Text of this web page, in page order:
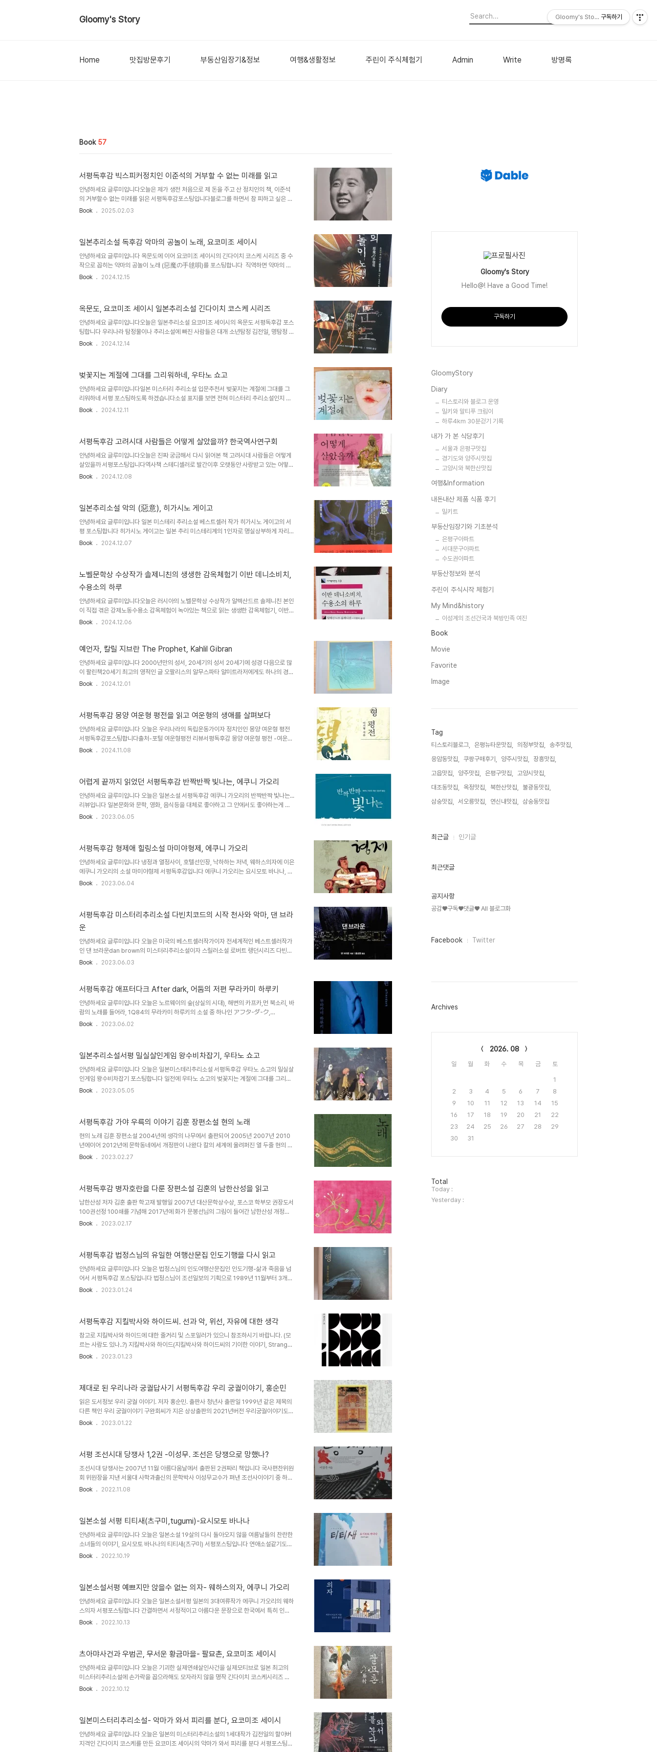
Gloomy's Story
Home 맛집방문후기 부동산임장기&정보 여행&생활정보 주린이 주식체험기 Admin Write 방명록
Book 57
서평독후감 빅스피커정치인 이준석의 거부할 수 없는 미래를 읽고
안녕하세요 글루미입니다오늘은 제가 생전 처음으로 제 돈을 주고 산 정치인의 책, 이준석
의 거부할수 없는 미래를 읽은 서평독후감포스팅입니다블로그를 하면서 참 피하고 싶은 주
제들이 있습니다.정치, 종교, 남녀갈등, 전쟁같은 주제들이 대표적이지요특히 이 책의 저자
책을 읽고 나서 든 생각은 사회정치도서로 출판되었지만 정치에 관한 책이 아니라 철학서라
는 생각이 들었습니다 지극히 기본적이고 정상적인 사회를 위한, 또 발전을 위한 사회담론
들과 조금은 더 미래를 ..
Book 2025.02.03
일본추리소설 독후감 악마의 공놀이 노래, 요코미조 세이시
안녕하세요 글루미입니다 옥문도에 이어 요코미조 세이시의 긴다이치 코스케 시리즈 중 수
작으로 꼽히는 악마의 공놀이 노래 (惡魔の手毬唄)를 포스팅합니다 직역하면 악마의 수
구패가 되네요소년탐정 김전일(긴다이치 하지메)에서 김전일이 사건해결의지를 다질때마
보듯이 한마리 참새가 말하기를, 두 번째 참새가 말하기를, 세 번째 참새가 말하기를참새가
대체 어떤 역할을 할까 궁금해집니다 에필로그 시작은 향토와 민속이라는 소재를 던지고
'귀수촌 공놀이 노래'에 관하여..
Book 2024.12.15
옥문도, 요코미조 세이시 일본추리소설 긴다이치 코스케 시리즈
안녕하세요 글루미입니다오늘은 일본추리소설 요코미조 세이시의 옥문도 서평독후감 포스
팅합니다 우리나라 탐정물이나 추리소설에 빠진 사람들은 대개 소년탐정 김전일, 명탐정 코
난부터 접하곤 한다만화라서 접하기 쉬운 편인 이유가 크겠고 그 다음으로는 탐정 셜록홈즈
에서 할아버지격이 요코미조 세이시씨가 만들어낸 긴다이치 코스케가 된다긴다이치 코스
케시리즈는 77개로 알려져있으나 한국에서 번역된 긴다이치 코스케 시리즈는 내가 알기로
12개.그 중에서도 '팔묘촌' '이..
Book 2024.12.14
벚꽃지는 계절에 그대를 그리워하네, 우타노 쇼고
안녕하세요 글루미입니다일본 미스터리 추리소설 입문추천서 벚꽃지는 계절에 그대를 그
리워하네 서평 포스팅하도록 하겠습니다소설 표지를 보면 전혀 미스터리 추리소설인지 알
수가 없습니다 연애로맨스소설인지 알겠죠저는 솔직히 고백하자면 이 앞면표지와 책 앞쪽
대상 수상2004년 이 미스터리가 대단하다 1위2004년 본격 미스터리 베스트 10 1위
2004년 주간문춘 미스터리 베스트 10 2위책을 읽다보면 미스테리와 추리보다는 작가의
필력과 구성력 철저히 짜여진 완벽한 각..
Book 2024.12.11
서평독후감 고려시대 사람들은 어떻게 살았을까? 한국역사연구회
안녕하세요 글루미입니다오늘은 진짜 궁금해서 다시 읽어본 책 고려시대 사람들은 어떻게
살았을까 서평포스팅입니다역사책 스테디셀러로 발간이후 오랫동안 사랑받고 있는 어떻게
살았을까 시리즈는 고려시대말고도 조선시대 사람들은 어떻게 살았을까, 삼국시대 사람들
살았을까는 2권으로 구성되어 있으며 한권당 300페이지정도로 구성되어 있습니다 가격
은 권당 18000원 전후로 형성되어 있구요 현북스에서 개정판이 2022년 2월22일 재출
간되었습니다 1권은 고려시대 사회와 ..
Book 2024.12.08
일본추리소설 악의 (惡意), 히가시노 게이고
안녕하세요 글루미입니다 일본 미스테리 추리소설 베스트셀러 작가 히가시노 게이고의 서
평 포스팅합니다 히가시노 게이고는 일본 추리 미스테리계의 1인자로 명실상부하게 자리잡
은 작가로 내놓는 책마다 베스트셀러입니다책을 읽어보면 인정할수밖에 없습니다 히가시
유명한 용의자 X의 헌신으로 2006년 134회 나오키상, 1985년 방과 후로 31회 에도가와
란포상 1995년 비밀로 52회 일본추리작가협회상을 수상했습니다 백야행과 방황하는 칼
은 국내에서도 인기리에..
Book 2024.12.07
노벨문학상 수상작가 솔제니친의 생생한 감옥체험기 이반 데니소비치,
수용소의 하루
안녕하세요 글루미입니다오늘은 러시아의 노벨문학상 수상작가 알렉산드르 솔제니친 본인
이 직접 겪은 강제노동수용소 감옥체험이 녹아있는 책으로 읽는 생생한 감옥체험기, 이반
데니소비치, 수용소의 하루. 서평 독후감을 포스팅합니다저는 세계문학전집류는 거의 민음
내주는 편이고요 민음사는 55년 역사의 출판사이기도 합니다알렉산드르 솔제니친의 이반
네 알렉산드르 솔제니친의 본인 사진입니다 작가의 생김새하고 책하고는 전혀 상관이 없겠
지만서도...전 이 남자의 이야기가 궁..
Book 2024.12.06
예언자, 칼릴 지브란 The Prophet, Kahlil Gibran
안녕하세요 글루미입니다 2000년만의 성서, 20세기의 성서 20세기에 성경 다음으로 많
이 팔린책20세기 최고의 영적인 글 오팔리스의 알무스파타 알미트라저에게도 하나의 경전
이 되버린예언자 The Prophet 서평입니다오랜만에 꺼내 다시 읽었지만 예전에 엄청 애
다거의 아버지가 없는 인생을 살았으며 학교마저 갈 형편이 못되어 지역 사제에게 성서와
시리아어 아랍어등을 비공식적으로 교육받았다고 알려져 있습니다 아버지로 인해 생활,경
제면에서 문제가 계속 발생하던 지..
Book 2024.12.01
서평독후감 몽양 여운형 평전을 읽고 여운형의 생애를 살펴보다
안녕하세요 글루미입니다 오늘은 우리나라의 독립운동가이자 정치인인 몽양 여운형 평전
서평독후감포스팅합니다출처-포털 여운형평전 리뷰서평독후감 몽양 여운형 평전 -여운형
의 생애 몽양 여운형은 1886년 출생하여 1947년 사망하였다본관은 함양이며 경기도 양
머니도 사망하고 마음을 추스르기도 전에 다녔던 홍화학교의 설립자 민영환도 을사늑약으
로 자결을 선택하고 또 아버지도 사망하여 힘든 시기를 보냈다.이후 개신교와 YMCA등 활
동을 하고 이후 중국유학을 떠나..
Book 2024.11.08
어렵게 끝까지 읽었던 서평독후감 반짝반짝 빛나는, 에쿠니 가오리
안녕하세요 글루미입니다 오늘은 일본소설 서평독후감 에쿠니 가오리의 반짝반짝 빛나는...
리뷰입니다 일본문화와 문학, 영화, 음식등을 대체로 좋아하고 그 안에서도 좋아하는게 많
습니다만은..에쿠니 가오리도 정말 좋아하는 소설가로 많이 서평독후감을 써왔죠 하지만 그
카루.. 우리나라에는 2001년에 소담출판사에서 초판1쇄가 발행되었고 역시 김난주씨가 번
역을 맡았습니다 2013년에는 제2회 무라사키시키부 문학상을 수상한 작품입니다 정말 읽
기 난해했던 작품이..
Book 2023.06.05
서평독후감 형제애 힐링소설 마미야형제, 에쿠니 가오리
안녕하세요 글루미입니다 냉정과 열정사이, 호텔선인장, 낙하하는 저녁, 웨하스의자에 이은
에쿠니 가오리의 소설 마미야형제 서평독후감입니다 에쿠니 가오리는 요시모토 바나나, 야
마다 에이미와 함께 일본의 3대여류작가로 손꼽히며 최근까지도 혼자서 종이우산을 쓰고
책장을 한장한장 넘기게 됐습니다. 요근래 너무 익숙하다못해 친숙한, 또 사회문제로 떠오
르고 있는 히키코모리형의 형제에 대해 이야기를 하고 있는 것 같았는데 문득 우리 형제에
비교하며 몰입하여 책을 읽어보기도..
Book 2023.06.04
서평독후감 미스터리추리소설 다빈치코드의 시작 천사와 악마, 댄 브라
운
안녕하세요 글루미입니다 오늘은 미국의 베스트셀러작가이자 전세계적인 베스트셀러작가
인 댄 브라운dan brown의 미스터리추리소설이자 스릴러소설 로버트 랭던시리즈 다빈치
코드시리즈의 시작인 천사와 악마 서평독후감 포스팅합니다 자고로 베스트셀러란 독서가
사가 나올 정도의 상상력을 제공하는 소재, 인물, 배경의 참신함일겁니다. 이 천사와 악마라
다. 소설의 포인트는 미스터리와 추리라기보다는 음모론적인 소재가 전부라고 해도 과언은
아니라 할 수 있겠습니다. 어떻게..
Book 2023.06.03
서평독후감 애프터다크 After dark, 어둠의 저편 무라카미 하루키
안녕하세요 글루미입니다 오늘은 노르웨이의 숲(상실의 시대), 해변의 카프카,먼 북소리, 바
람의 노래를 들어라, 1Q84의 무라카미 하루키의 소설 중 하나인 アフタ-ダ-ク,
afterdark 우리나라번역으로 애프터다크, 어둠의 저편이라 불리는 책의 서평독후감 포스
생각하고 있었는데 노르웨이의 숲, 상실의시대를 꽤 늦게 접했습니다. 정확히 스무살? 정도
쯤에.. 어느책이었던가 문득 이런 대목이 생각이 납니다. 어떤 풍경이든. 봄 여름 가을 겨울
에 보는 풍경이 다..
Book 2023.06.02
일본추리소설서평 밀실살인게임 왕수비차잡기, 우타노 쇼고
안녕하세요 글루미입니다 오늘은 일본미스테리추리소설 서평독후감 우타노 쇼고의 밀실살
인게임 왕수비차잡기 포스팅합니다 일전에 우타노 쇼고의 벚꽃지는 계절에 그대를 그리워
하네를 서평독후감 포스팅한적이 있었는데 그에 이은 두번째 우타노 쇼고의 대표작으로 꼽
을 수상한 우타노 쇼고는 이 밀실살인게임2.0으로 다시 한번 본격미스테리대상을 받게 되
면서 사상 최초로 본격미스터리대상을 두번받는 작가로 자리매김하였습니다 한스미디어에
서 출판된 밀실살인게임 시리즈의 소설표지가 매우 ..
Book 2023.05.05
서평독후감 가야 우륵의 이야기 김훈 장편소설 현의 노래
현의 노래 김훈 장편소설 2004년에 생각의 나무에서 출판되어 2005년 2007년 2010
년에이어 2012년에 문학동네에서 개정판이 나왔다 칼의 세계에 울려퍼진 열 두줄 현의 소
리라..운치있지 않은가.. 토속적인 한국형 역사소설로 이만할수가 없다 또 비교적 신라와 가
에서 김구를 보좌했던 아버지 김광주가 사망하고 군제대후 가장노릇을 해야했다. 1973년
한국일보에 입사하여 기자로서 언론인활동을 이어나갔고 국민일보, 한겨례, 시사저널등에
서 일..
Book 2023.02.27
서평독후감 병자호란을 다룬 장편소설 김훈의 남한산성을 읽고
남한산성 저자 김훈 출판 학고재 발행일 2007년 대산문학상수상, 포스코 학부모 권장도서
100권선정 100쇄를 기념해 2017년에 화가 문봉선님의 그림이 들어간 남한산성 개정신
판이 발행되기도 하였다. 오징어게임의 감독을 맡았던 황동혁감독이 2017년에 김훈의 남
한민국 임시정부에서 김구를 보좌했던 아버지 김광주가 사망하고 군제대후 가장노릇을 해
야했다. 1973년 한국일보에 입사하여 기자로서 언론인활동을 이어나갔고 국민일보, 한겨
례, 시사저널등..
Book 2023.02.17
서평독후감 법정스님의 유일한 여행산문집 인도기행을 다시 읽고
안녕하세요 글루미입니다 오늘은 법정스님의 인도여행산문집인 인도기행-삶과 죽음을 넘
어서 서평독후감 포스팅입니다 법정스님이 조선일보의 기획으로 1989년 11월부터 3개월
간 인도여행을 한 기록을 기행문형태로 묶은 책입니다 법정스님은 불교권인 네팔 스리랑카
인 나라이자 아직도 계급사회가 살아있는 카스트제도가 알게모르게 존재하고 있는 인도..
나마스테란 인도의 인사말로 나는 당시에게 마음과 사랑을 다해 예배드립니다라는 뜻은 지
닌 힌디어.. 신성스러우면서도 ..
Book 2023.01.24
서평독후감 지킬박사와 하이드씨. 선과 악, 위선, 자유에 대한 생각
참고로 지킬박사와 하이드에 대한 줄거리 및 스포일러가 있으니 참조하시기 바랍니다. (모
르는 사람도 있나..?) 지킬박사와 하이드(지킬박사와 하이드씨의 기이한 이야기, Strange
Case of Dr Jekyll and Mr Hyde) 한국에서는 조승우씨가 주연을 맡아 열연한 뮤지컬
있는 소설이라고 볼 수 있겠다. 과연 제대로 된 이중인격의 발현일까. 보통 인간들은 다 이
중인격을 가지고 있음에도 어느 부분을 자제하고 있는 것을 아닐까? 이중인격은 정신병..
Book 2023.01.23
제대로 된 우리나라 궁궐답사기 서평독후감 우리 궁궐이야기, 홍순민
읽은 도서정보 우리 궁궐 이야기. 저자 홍순민. 출판사 청년사 출판일 1999년 같은 제목의
다른 책인 우리 궁궐이야기 구완회씨가 지은 상상출판의 2021년버전 우리궁궐이야기도
추천한다 홍순민교수의 우리궁궐이야기가 딥하고 진지한 우리나라궁궐의 속깊은 이야기까
희궁을 다 다룬 것은 똑같다 두 권 다 읽어보기를 추천하지만 한권만 읽어도 상관은 없다..
초보자에게는 최근 버전을 추천한다 우리는 우리나라 궁궐에 대해 제대로 알고 있는가.. 참
고로 199..
Book 2023.01.22
서평 조선시대 당쟁사 1,2권 -이성무. 조선은 당쟁으로 망했나?
조선시대 당쟁사는 2007년 11월 아름다움날에서 출판된 2권짜리 책입니다 국사편찬위원
회 위원장을 지낸 서울대 사학과출신의 문학박사 이성무교수가 펴낸 조선사이야기 중 하나
의 줄기의 조선정치사 맥을 잡는 이야기로 사림정치와 당쟁에 대해 집중하여 이야기하고 있
안입냐가지고 싸우거나 외척세력의 발호, 끼리끼리 해먹으면서 안에서부터 썩어 조선이 망
했다고들 보통 사람들은 흔히 인식을 하고 있는데 조선시대의 정치와 망국의 원인들을 제대
로 파악하려면 조선시대의 정치와..
Book 2022.11.08
일본소설 서평 티티새(츠구미,tugumi)-요시모토 바나나
안녕하세요 글루미입니다 오늘은 일본소설 19살의 다시 돌아오지 않을 여름날들의 찬란한
소녀들의 이야기, 요시모토 바나나의 티티새(츠구미) 서평포스팅입니다 연애소설같기도하
고 성장소설같기도 하고 일상치유소설인거 같기도 하면서 소녀에서 여자로 되는거 같기도
여관을 운영하며 살아가는 츠구미와 가족들.. 마리아와 마리아의 어머니는 그런 츠구미여관
에서 신세를 지고 같이 거주하고 있는 소설속배경이 있습니다 츠구미와 마리아는 19살의
한창 꿈많은 소녀들로 마리아는 특별하지 ..
Book 2022.10.19
일본소설서평 예쁘지만 앉을수 없는 의자- 웨하스의자, 에쿠니 가오리
안녕하세요 글루미입니다 오늘은 일본소설서평 일본의 3대여류작가 에쿠니 가오리의 웨하
스의자 서평포스팅합니다 간결하면서 서정적이고 아름다운 문장으로 한국에서 특히 인기
를 얻고 있는 작가가 에쿠니 가오리죠 특히 여성작가니만큼 특유의 여성적인 분야와 문체,
니다 에쿠니 가오리는 청아한 문체와 세련된 감성화법으로 사랑받는 일본의 3대여류작가
로 인정받고 있습니다 1964년생인 에쿠니 가오리는 도쿄에서 태어나 미국 델라웨어대학
을 졸업하고 1989년 페미나상을 수상하..
Book 2022.10.13
츠아먀사건과 우범곤, 무서운 황금마을- 팔묘촌, 요코미조 세이시
안녕하세요 글루미입니다 오늘은 기괴한 실제연쇄살인사건을 실제모티브로 일본 최고의
미스터리추리소설에 손가락을 꼽으라해도 모자라지 않을 명작 긴다이치 코스케시리즈 요
코미조 세이시의 팔묘촌八つ墓村 서평포스팅합니다 요코미조 세이시의 간략정보는
예춘추에서 역대 일본최고의 미스터리로 선정한 옥문도와 이누가미일족, 팔묘촌, 악마의 공
놀이노래, 여왕벌등의 명작을 발표했습니다 하지만 엄청나게 유명해진것은 1976년 이누
가미가의 일족이 영화로서 대성공을 거둠에 따라 폭발..
Book 2022.10.12
일본미스터리추리소설- 악마가 와서 피리를 분다, 요코미조 세이시
안녕하세요 글루미입니다 오늘은 일본의 미스터리추리소설의 1세대작가 김전일의 할아버
지격인 긴다이치 코스케를 만든 요코미조 세이시의 악마가 와서 피리를 분다 서평포스팅합
Gloomy's Story
Hello@! Have a Good Time!
구독하기
GloomyStory
Diary
티스토리와 블로그 운영
밀키와 말티푸 크림이
하루4km 30분걷기 기록
내가 가 본 식당후기
서울과 은평구맛집
경기도와 양주시맛집
고양시와 북한산맛집
여행&Information
내돈내산 제품 식품 후기
밀키트
부동산임장기와 기초분석
은평구아파트
서대문구아파트
수도권아파트
부동산정보와 분석
주린이 주식시작 체험기
My Mind&history
이성계의 조선건국과 북방민족 여진
Book
Movie
Favorite
Image
Tag
티스토리블로그, 은평뉴타운맛집, 의정부맛집,
송추맛집,
응암동맛집,
쿠팡구매후기, 양주시맛집,
장흥맛집,
고읍맛집,
양주맛집, 은평구맛집,
고양시맛집,
대조동맛집,
옥정맛집, 북한산맛집,
불광동맛집,
삼숭맛집,
서오릉맛집, 연신내맛집, 삼숭동맛집,
최
인
최근글 인기글
최근댓글
공지사항
공감♥구독♥댓글♥ All 블로그화
페
그
Facebook Twitter
Archives
2026. 08
일 월 화 수 목 금 토
1
2
3 4 5 6 7
8
9
10 11 12 13 14
15
16
17 18 19 20 21
22
23
24 25 26 27 28
29
30
31
방
문
자
수
Total
Today :
Yesterday :
Gloomy's Story 구독하기